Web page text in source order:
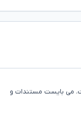
می بایست مستندات و